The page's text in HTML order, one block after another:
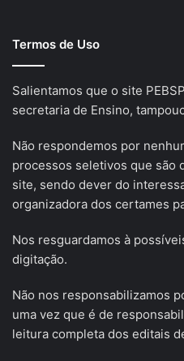
Termos de Uso
Salientamos que o site
secretaria de Ensino,
Não respondemos por
processos seletivos que são
site, sendo dever do
organizadora dos certames
Nos resguardamos à
digitação.
Não nos responsabilizamos
uma vez que é de
leitura completa dos editais